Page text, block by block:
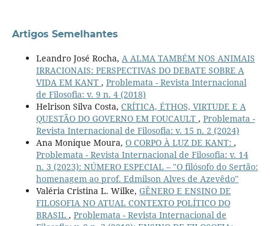
Artigos Semelhantes
Leandro José Rocha, A ALMA TAMBÉM NOS ANIMAIS
IRRACIONAIS: PERSPECTIVAS DO DEBATE SOBRE A
VIDA EM KANT , Problemata - Revista Internacional
de Filosofia: v. 9 n. 4 (2018)
Helrison Silva Costa, CRÍTICA, ÉTHOS, VIRTUDE E A
QUESTÃO DO GOVERNO EM FOUCAULT , Problemata -
Revista Internacional de Filosofia: v. 15 n. 2 (2024)
Ana Monique Moura, O CORPO À LUZ DE KANT: ,
Problemata - Revista Internacional de Filosofia: v. 14
n. 3 (2023): NÚMERO ESPECIAL – "O filósofo do Sertão:
homenagem ao prof. Edmilson Alves de Azevêdo"
Valéria Cristina L. Wilke, GÊNERO E ENSINO DE
FILOSOFIA NO ATUAL CONTEXTO POLÍTICO DO
BRASIL , Problemata - Revista Internacional de